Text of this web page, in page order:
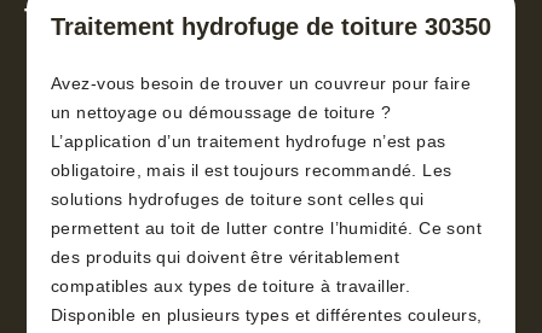
toiture 30
Traitement hydrofuge de toiture 30350
Avez-vous besoin de trouver un couvreur pour faire
un nettoyage ou démoussage de toiture ?
L’application d’un traitement hydrofuge n’est pas
obligatoire, mais il est toujours recommandé. Les
solutions hydrofuges de toiture sont celles qui
permettent au toit de lutter contre l’humidité. Ce sont
des produits qui doivent être véritablement
compatibles aux types de toiture à travailler.
Disponible en plusieurs types et différentes couleurs,